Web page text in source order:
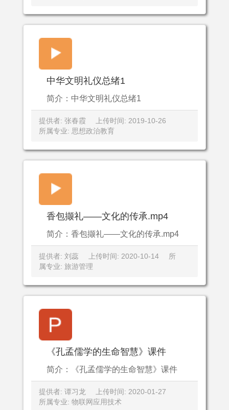
中华文明礼仪总绪1
简介：中华文明礼仪总绪1
提供者: 张春霞
上传时间: 2019-10-26
所属专业: 思想政治教育
香包撷礼——文化的传承.mp4
简介：香包撷礼——文化的传承.mp4
提供者: 刘蕊 上传时间: 2020-10-14
所
属专业: 旅游管理
《孔孟儒学的生命智慧》课件
简介：《孔孟儒学的生命智慧》课件
提供者: 谭习龙
上传时间: 2020-01-27
所属专业: 物联网应用技术